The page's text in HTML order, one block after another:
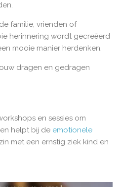
familie, vrienden of
herinnering wordt gecreëerd
mooie manier herdenken.
dragen en gedragen
en sessies om
helpt bij de emotionele
met een ernstig ziek kind en